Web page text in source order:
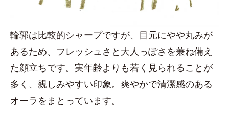
輪郭は比較的シャープですが、目元にやや丸みが
あるため、フレッシュさと大人っぽさを兼ね備え
た顔立ちです。実年齢よりも若く見られることが
多く、親しみやすい印象。爽やかで清潔感のある
オーラをまとっています。